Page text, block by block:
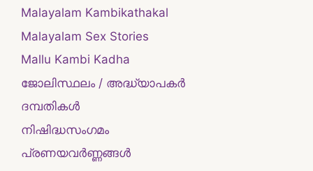
Malayalam Kambikathakal
Malayalam Sex Stories
Mallu Kambi Kadha
ജോലിസ്ഥലം / അദ്ധ്യാപകർ
ദമ്പതികള്‍
നിഷിദ്ധസംഗമം
പ്രണയവർണ്ണങ്ങൾ